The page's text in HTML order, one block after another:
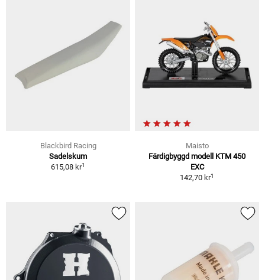
Blackbird Racing
Sadelskum
615,08 kr1
Maisto
Färdigbyggd modell KTM 450
EXC
142,70 kr1